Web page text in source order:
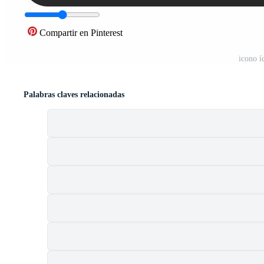
Compartir en Pinterest
icono
Palabras claves relacionadas